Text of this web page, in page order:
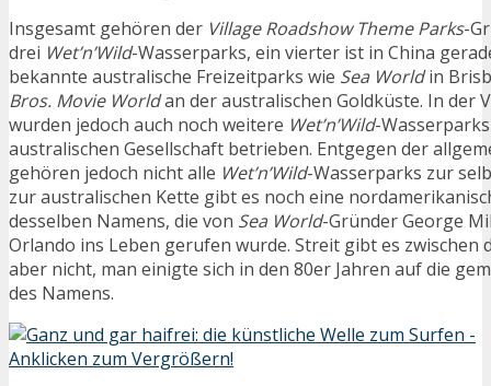
Insgesamt gehören der Village Roadshow Theme Parks-
drei Wet’n’Wild-Wasserparks, ein vierter ist in China
bekannte australische Freizeitparks wie Sea Worldin
Bros. Movie Worldan der australischen Goldküste. In der
wurden jedoch auch noch weitere Wet’n’Wild-
australischen Gesellschaft betrieben. Entgegen der
gehören jedoch nicht alle Wet’n’Wild-Wasserparks zur
zur australischen Kette gibt es noch eine
desselben Namens, die von Sea World-Gründer George
Orlando ins Leben gerufen wurde. Streit gibt es zwischen
aber nicht, man einigte sich in den 80er Jahren auf die
des Namens.